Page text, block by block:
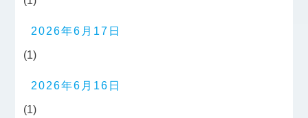
2026年6月17日
(1)
2026年6月16日
(1)